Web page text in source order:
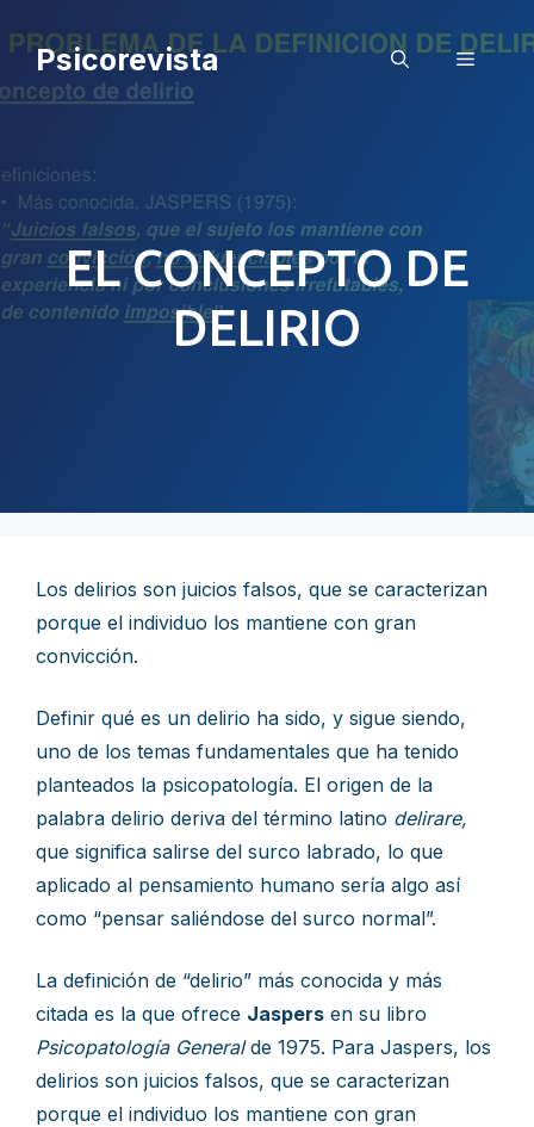
al
contenido
Psicorevista Menú
EL CONCEPTO DE
DELIRIO
Los delirios son juicios falsos, que se caracterizan
porque el individuo los mantiene con gran
convicción.
Definir qué es un delirio ha sido, y sigue siendo,
uno de los temas fundamentales que ha tenido
planteados la psicopatología. El origen de la
palabra delirio deriva del término latino delirare,
que significa salirse del surco labrado, lo que
aplicado al pensamiento humano sería algo así
como “pensar saliéndose del surco normal”.
La definición de “delirio” más conocida y más
citada es la que ofrece Jaspers en su libro
Psicopatología Generalde 1975. Para Jaspers, los
delirios son juicios falsos, que se caracterizan
porque el individuo los mantiene con gran